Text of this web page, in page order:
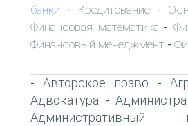
банки - Кредитование -
Финансовая математика -
Финансовый менеджмент -
-Авторское право -
Адвокатура -
Административный